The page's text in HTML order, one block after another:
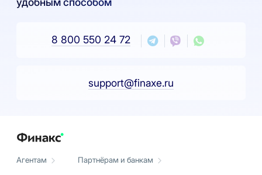
8 800 550 24 72
support@finaxe.ru
Агентам Партнёрам и банкам